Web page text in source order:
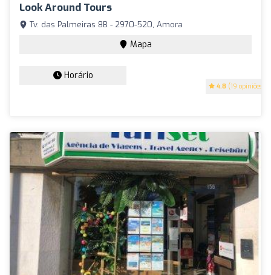
Look Around Tours
4.8 (19 opiniões)
Tv. das Palmeiras 8B - 2970-520, Amora
Mapa
Horário